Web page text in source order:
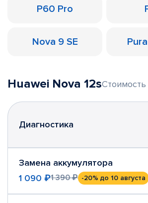
P60 Pro
Nova 9 SE
Huawei Nova 12sСтоимость
Диагностика
Замена аккумулятора
1 090 ₽1 390 ₽ -20% до 10 августа